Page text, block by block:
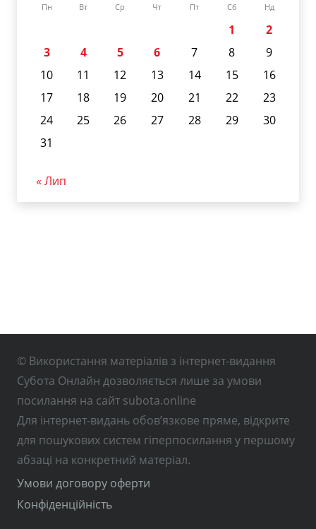
Пн Вт Ср Чт Пт Сб Нд
1
2
3
4 5 6 7 8
9
10
11 12 13 14 15
16
17
18 19 20 21 22
23
24
25 26 27 28 29
30
31
« Лип
© Використання матеріалів з інтернет-видання
Субота Онлайн дозволяється лише за умови
посилання на сайт subota.online
Для інтернет-видань обов’язкове пряме, відкрите
для пошукових систем гіперпосилання у першому
абзаці на конкретний матеріал.
Умови договору оферти
Конфіденційність